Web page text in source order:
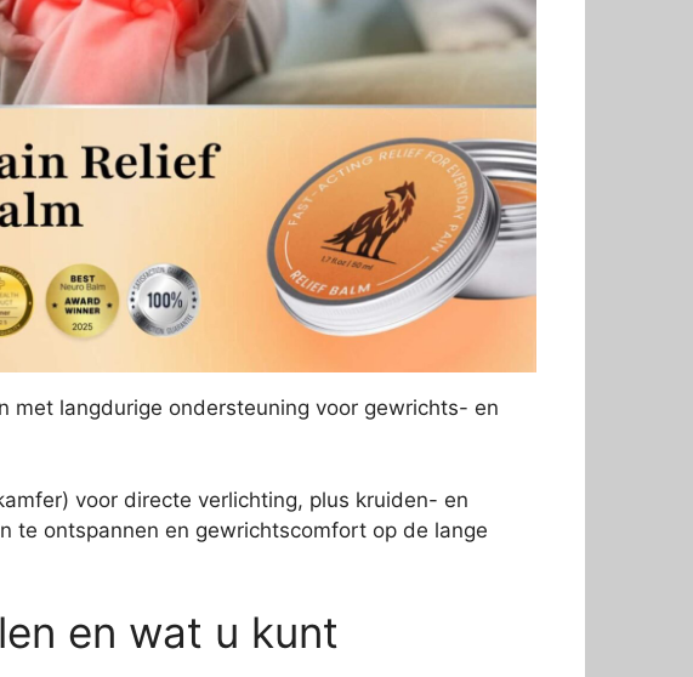
met langdurige ondersteuning voor gewrichts- en
voor directe verlichting, plus kruiden- en
te ontspannen en gewrichtscomfort op de lange
en wat u kunt